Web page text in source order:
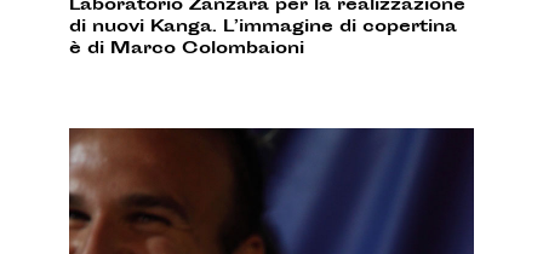
Laboratorio Zanzara per la realizzazione
di nuovi Kanga. L’immagine di copertina
è di Marco Colombaioni